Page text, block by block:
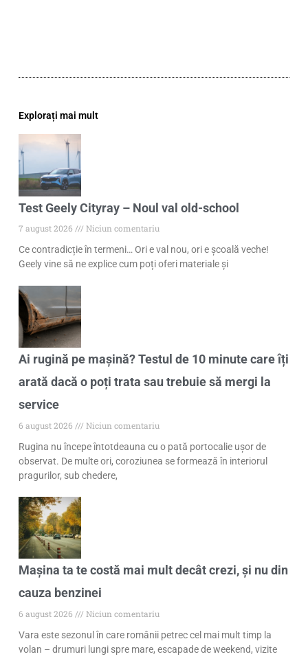
Explorați mai mult
Test Geely Cityray – Noul val old-school
7 august 2026
Niciun comentariu
Ce contradicție în termeni… Ori e val nou, ori e școală veche!
Geely vine să ne explice cum poți oferi materiale și
Ai rugină pe mașină? Testul de 10 minute care îți
arată dacă o poți trata sau trebuie să mergi la
service
6 august 2026
Niciun comentariu
Rugina nu începe întotdeauna cu o pată portocalie ușor de
observat. De multe ori, coroziunea se formează în interiorul
pragurilor, sub chedere,
Mașina ta te costă mai mult decât crezi, și nu din
cauza benzinei
6 august 2026
Niciun comentariu
Vara este sezonul în care românii petrec cel mai mult timp la
volan – drumuri lungi spre mare, escapade de weekend, vizite